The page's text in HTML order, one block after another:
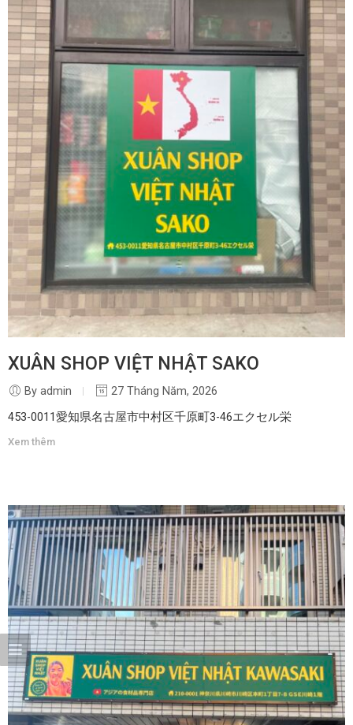
XUÂN SHOP VIỆT NHẬT SAKO
By admin
27 Tháng Năm, 2026
453-0011愛知県名古屋市中村区千原町3-46エクセル栄
Xem thêm